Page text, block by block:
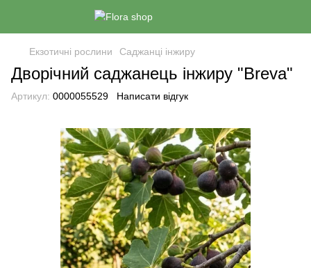
Екзотичні рослини Саджанці інжиру
Дворічний саджанець інжиру "Breva"
Артикул: 0000055529 Написати відгук